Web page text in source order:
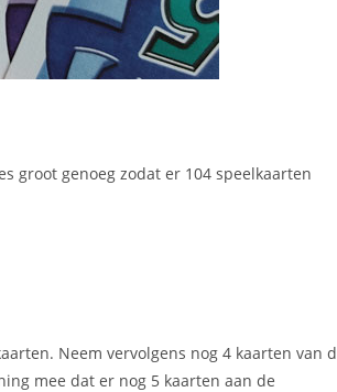
groot genoeg zodat er 104 speelkaarten
Neem vervolgens nog 4 kaarten van
mee dat er nog 5 kaarten aan de